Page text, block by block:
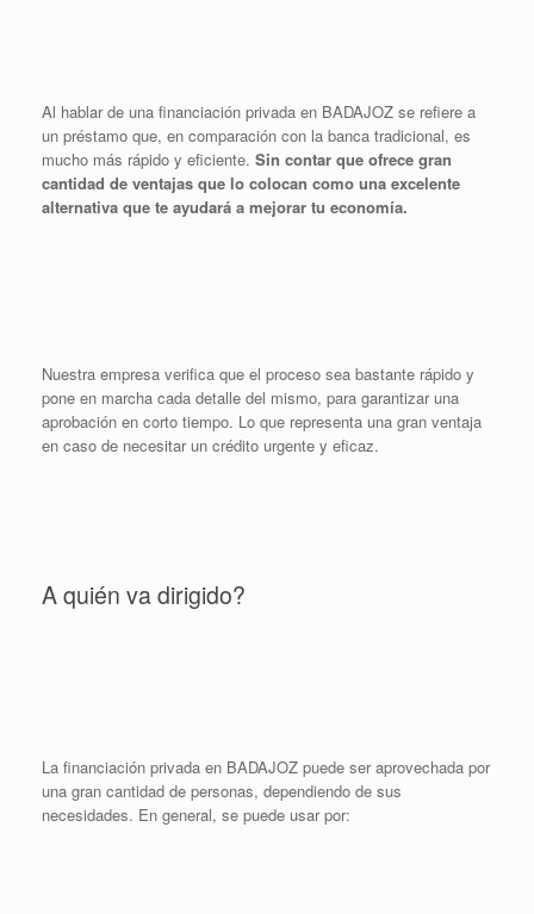
Al hablar de una financiación privada en BADAJOZ se refiere a
un préstamo que, en comparación con la banca tradicional, es
mucho más rápido y eficiente. Sin contar que ofrece gran
cantidad de ventajas que lo colocan como una excelente
alternativa que te ayudará a mejorar tu economía.
Nuestra empresa verifica que el proceso sea bastante rápido y
pone en marcha cada detalle del mismo, para garantizar una
aprobación en corto tiempo. Lo que representa una gran ventaja
en caso de necesitar un crédito urgente y eficaz.
A quién va dirigido?
La financiación privada en BADAJOZ puede ser aprovechada por
una gran cantidad de personas, dependiendo de sus
necesidades. En general, se puede usar por: